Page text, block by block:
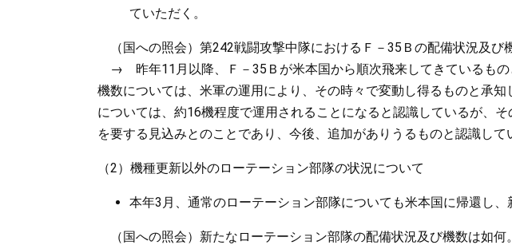
ていただく。
（国への照会）第242戦闘攻撃中隊におけるＦ－35Ｂの配備状況及び
→ 昨年11月以降、Ｆ－35Ｂが米本国から順次飛来してきているもの
機数については、米軍の運用により、その時々で変動し得るものと承知
については、約16機程度で運用されることになると認識しているが、
を要する見込みとのことであり、今後、追加がありうるものと認識して
（2）機種更新以外のローテーション部隊の状況について
本年3月、通常のローテーション部隊についても米本国に帰還し、
（国への照会）新たなローテーション部隊の配備状況及び機数は如何。